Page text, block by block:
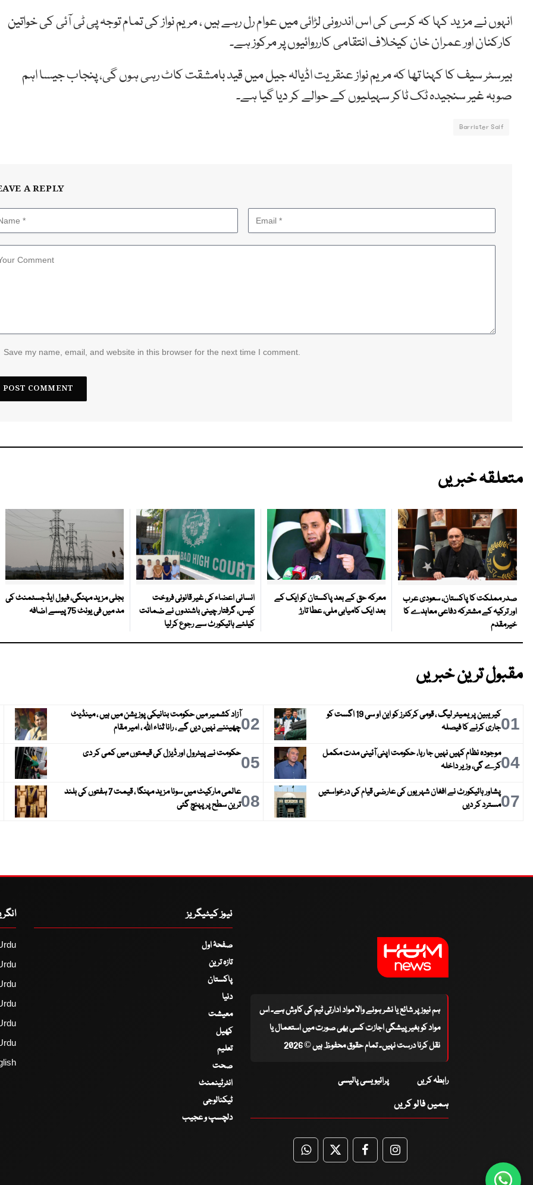
انہوں نے مزید کہا کہ کرسی کی اس اندرونی لڑائی میں عوام رل رہے ہیں ، مریم نواز کی تمام توجہ پی ٹی آئی کی خواتین
کارکنان اور عمران خان کیخلاف انتقامی کارروائیوں پر مرکوز ہے۔
بیرسٹر سیف کا کہنا تھا کہ مریم نواز عنقریت اڈیالہ جیل میں قید بامشقت کاٹ رہی ہوں گی، پنجاب جیسا اہم
صوبہ غیر سنجیدہ ٹک ٹاکر سہیلیوں کے حوالے کر دیا گیا ہے۔
Barrister Saif
A REPLY
Save my name, email, and website in this browser for the next time I comment.
متعلقہ خبریں
صدر مملکت کا پاکستان، سعودی عرب
اور ترکیہ کے مشترکہ دفاعی معاہدے کا
خیرمقدم
معرکہ حق کے بعد پاکستان کو ایک کے
بعد ایک کامیابی ملی، عطا تارڑ
انسانی اعضاء کی غیر قانونی فروخت
کیس، گرفتار چینی باشندوں نے ضمانت
کیلئے ہائیکورٹ سے رجوع کرلیا
بجلی مزید مہنگی، فیول ایڈجسٹمنٹ کی
مد میں فی یونٹ 75 پیسے اضافہ
مقبول ترین خبریں
01
کیریبین پریمیئر لیگ ، قومی کرکٹرز کو این او سی 19 اگست کو
جاری کرنے کا فیصلہ
02آزاد کشمیر میں حکومت بنانیکی پوزیشن میں ہیں ، مینڈیٹ
چھیننے نہیں دیں گے ، رانا ثناء اللہ ، امیر مقام
04موجودہ نظام کہیں نہیں جا رہا، حکومت اپنی آئینی مدت مکمل
کرے گی، وزیر داخلہ
05حکومت نے پیٹرول اور ڈیزل کی قیمتوں میں کمی کر دی
07پشاور ہائیکورٹ نے افغان شہریوں کی عارضی قیام کی درخواستیں
مسترد کر دیں
08
عالمی مارکیٹ میں سونا مزید مہنگا ، قیمت 7 ہفتوں کی بلند
ترین سطح پر پہنچ گئی
ہم نیوز پر شائع یا نشر ہونے والا مواد ادارتی ٹیم کی کاوش ہے۔ اس
مواد کو بغیر پیشگی اجازت کسی بھی صورت میں استعمال یا
نقل کرنا درست نہیں۔ تمام حقوق محفوظ ہیں © 2026
رابطہ کریں پرائیویسی پالیسی
ہمیں فالو کریں
WhatsApp
TwitterFacebookFacebook
نیوز کیٹیگریز
صفحۂ اول
تازہ ترین
پاکستان
دنیا
معیشت
کھیل
تعلیم
صحت
انٹرٹینمنٹ
ٹیکنالوجی
دلچسپ و عجیب